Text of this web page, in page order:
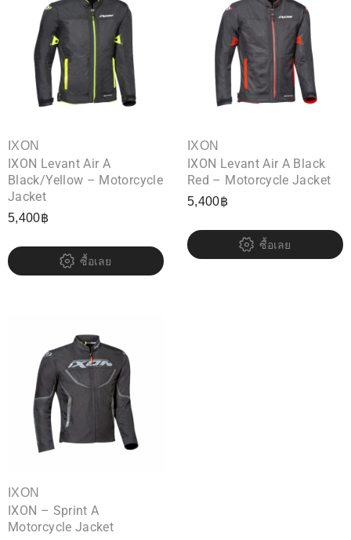
IXON
IXON Levant Air A
Black/Yellow – Motorcycle
Jacket
5,400฿
ซื้อเลย
IXON
IXON Levant Air A Black
Red – Motorcycle Jacket
5,400฿
ซื้อเลย
IXON
IXON – Sprint A
Motorcycle Jacket